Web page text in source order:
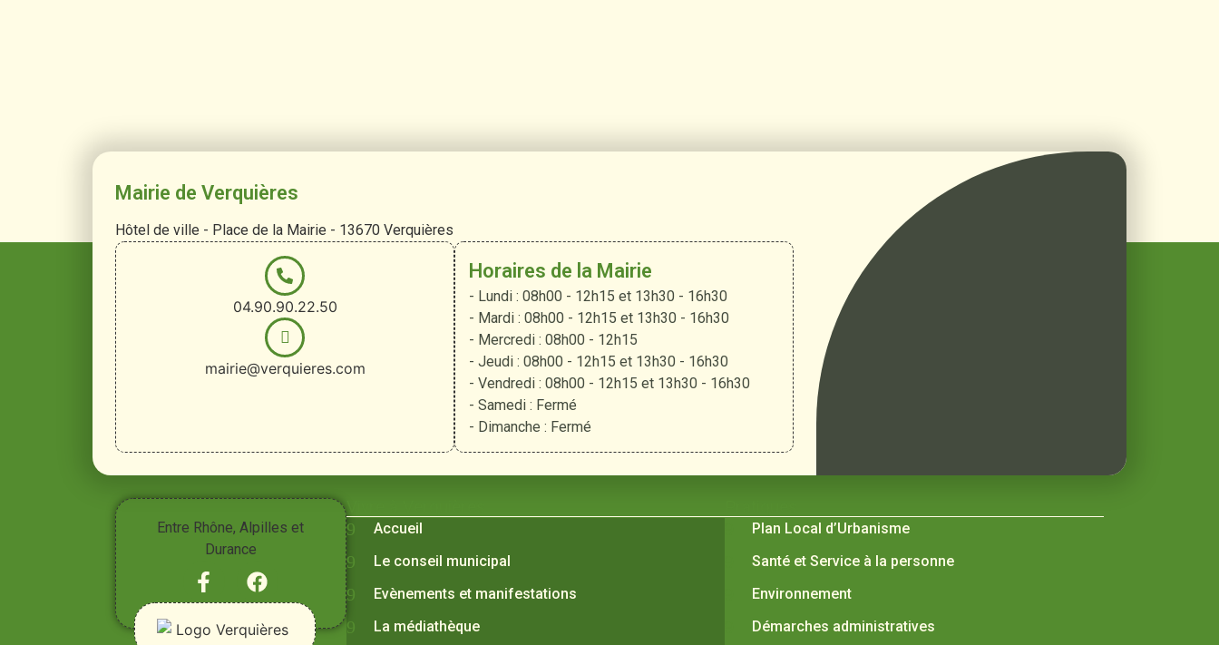
Mairie de Verquières
Hôtel de ville - Place de la Mairie - 13670 Verquières
04.90.90.22.50
mairie@verquieres.com
Horaires de la Mairie
- Lundi : 08h00 - 12h15 et 13h30 - 16h30
- Mardi : 08h00 - 12h15 et 13h30 - 16h30
- Mercredi : 08h00 - 12h15
- Jeudi : 08h00 - 12h15 et 13h30 - 16h30
- Vendredi : 08h00 - 12h15 et 13h30 - 16h30
- Samedi : Fermé
- Dimanche : Fermé
Entre Rhône, Alpilles et
Durance
Vivre à Verquières
Accueil
Le conseil municipal
Evènements et manifestations
La médiathèque
Plan Local d’Urbanisme
Santé et Service à la personne
Environnement
Démarches administratives